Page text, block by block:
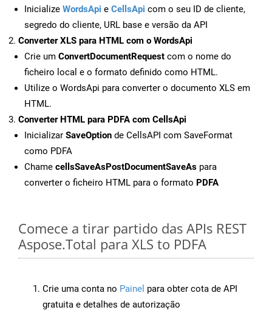
Inicialize WordsApi e CellsApi com o seu ID de cliente,
segredo do cliente, URL base e versão da API
Converter XLS para HTML com o WordsApi
Crie um ConvertDocumentRequest com o nome do
ficheiro local e o formato definido como HTML.
Utilize o WordsApi para converter o documento XLS em
HTML.
Converter HTML para PDFA com CellsApi
Inicializar SaveOption de CellsAPI com SaveFormat
como PDFA
Chame cellsSaveAsPostDocumentSaveAs para
converter o ficheiro HTML para o formato PDFA
Comece a tirar partido das APIs REST
Aspose.Total para XLS to PDFA
Crie uma conta no Painel para obter cota de API
gratuita e detalhes de autorização